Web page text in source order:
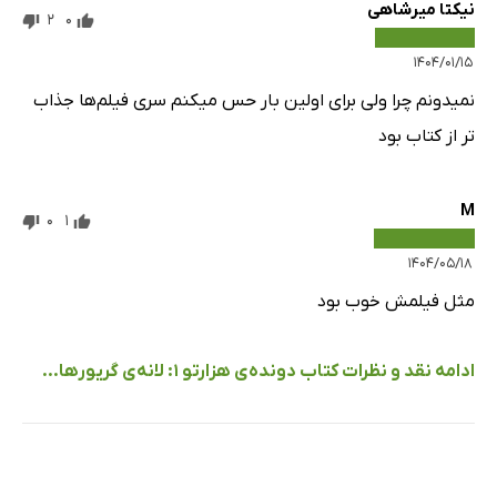
نیکتا میرشاهی
۱۴۰۴/۰۱/۱۵
0
2
نمیدونم چرا ولی برای اولین بار حس میکنم سری فیلم‌ها جذاب
تر از کتاب بود
M
۱۴۰۴/۰۵/۱۸
1
0
مثل فیلمش خوب بود
ادامه نقد و نظرات کتاب دونده‌ی هزارتو 1: لانه‌ی گریورها...